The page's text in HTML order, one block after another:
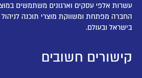
עשרות אלפי עסקים וארגונים משתמשים
החברה מפתחת ומשווקת מוצרי תוכנה לניהול
בישראל ובעולם.
קישורים חשובים